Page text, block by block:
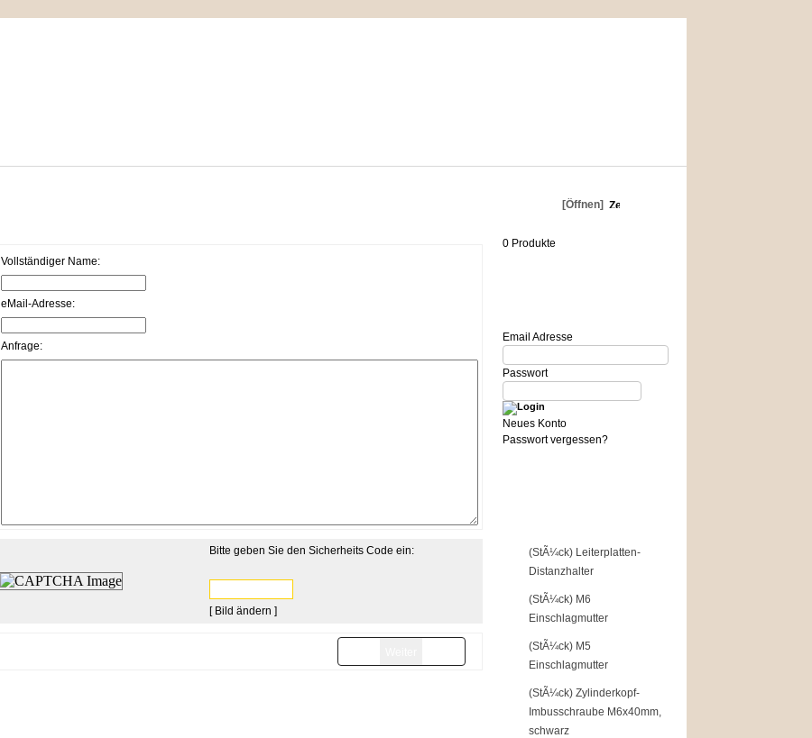
Vollständiger Name:
eMail-Adresse:
Anfrage:
Bitte geben Sie den Sicherheits Code ein:
[ Bild ändern ]
[Öffnen]
0 Produkte
Email Adresse
Passwort
Neues Konto
Passwort vergessen?
(StÃ¼ck) Leiterplatten-
Distanzhalter
(StÃ¼ck) M6
Einschlagmutter
(StÃ¼ck) M5
Einschlagmutter
(StÃ¼ck) Zylinderkopf-
Imbusschraube M6x40mm,
schwarz